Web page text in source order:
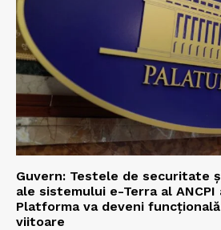
Guvern: Testele de securitate
ale sistemului e-Terra al ANCPI
Platforma va deveni
viitoare